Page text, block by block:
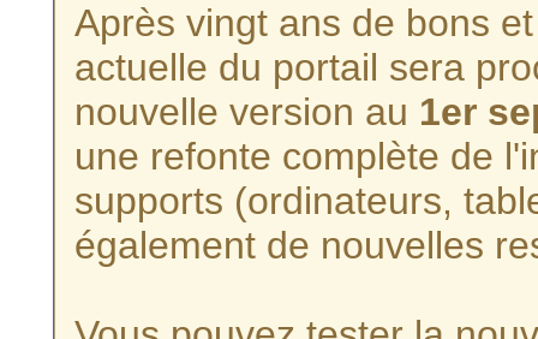
Après vingt ans de bons
actuelle du portail sera
nouvelle version au 1er
une refonte complète de
supports (ordinateurs,
également de nouvelles